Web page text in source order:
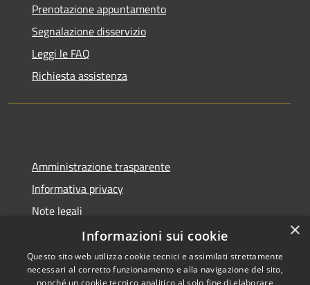
Prenotazione appuntamento
Segnalazione disservizio
Leggi le FAQ
Richiesta assistenza
Amministrazione trasparente
Informativa privacy
Note legali
Dichiarazione di accessibilità
×
Informazioni sui cookie
Questo sito web utilizza cookie tecnici e assimilati strettamente
necessari al corretto funzionamento e alla navigazione del sito,
nonché un cookie tecnico analitico al solo fine di elaborare